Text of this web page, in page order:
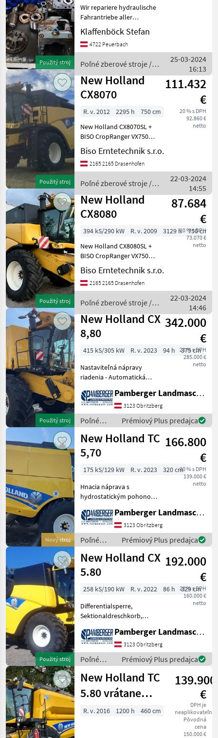
Použitý stroj
Wir repariere hydraulische
Fahrantriebe aller
Hersteller Počet
vytriasadiel: 5 vytriasadlo,
hydrostatický , Vodičská
Poľné zberové stroje
Komba
Klaffenböck Stefan
4722 Peuerbach
Poľné zberové stroje /
New Holland
25-03-2024
16:13
Použitý stroj
New Holland
CX8070
111.432
€
20 % s DPH
92.860 €
netto
R. v. 2012 2295 h
750 cm
New Holland CX8070SL +
BISO CropRanger VX750
TrendLineLight s BISO
TandemTrailer
Prevádzkové hodiny: 3 402
na bubne: 2 295 hod. Viac
infor
Biso Erntetechnik s.r.o.
2165 2165 Drasenhofen
Poľné zberové stroje /
New Holland
22-03-2024
14:55
Použitý stroj
New Holland
CX8080
87.684
€
20 % s DPH
73.070 €
netto
394 kS/290 kW R. v. 2009 3129 h
750 cm
New Holland CX8080SL +
BISO CropRanger VX750
TrendLine mit Wagen BISO
TandemTrailer
Betriebsstunden 4 420 Mh
Trommel 3 129 Mh Mehr In
Biso Erntetechnik s.r.o.
2165 2165 Drasenhofen
Poľné zberové stroje /
New Holland
22-03-2024
14:46
Použitý stroj
New Holland CX
8,80
342.000
€
20 % s DPH
285.000 €
netto
415 kS/305 kW R. v. 2023 94 h
375 cm
Nastaviteľná nápravy
riadenia - Automatická
pohonná nápravy s
planétovými konečnými
jednotkami a
diferenciálnym zámkom
pre krabicu Sieve Opt
Pamberger Landmaschinentechnik GmbH
3123 Obritzberg
Poľné
zberové
stroje /
New
Holland
Prémiový Plus predajca
Nový stroj
New Holland TC
5,70
166.800
€
20 % s DPH
139.000 €
netto
175 kS/129 kW R. v. 2023
320 cm
Hnacia náprava s
hydrostatickým pohonom,
uzávierkou diferenciálu,
tuhá riadiaca náprava,
hnacia náprava s
hydrostatickým pohonom,
3-rýchlos
Pamberger Landmaschinentechnik GmbH
3123 Obritzberg
Poľné
zberové
stroje /
New
Holland
Prémiový Plus predajca
Použitý stroj
New Holland CX
5.80
192.000
€
20 % s DPH
160.000 €
netto
258 kS/190 kW R. v. 2022 86 h
329 cm
Differentialsperre,
Sektionaldreschkorb,
Kameras, Spiegel elektrisch
verstellbar, automatische
Anhängekupplung, Radio
Bluetooth, Klima, Heizung,
Pamberger Landmaschinentechnik GmbH
3123 Obritzberg
Poľné
zberové
stroje /
New
Holland
Prémiový Plus predajca
New Holland TC
5.80 vrátane
systému
139.900
€
DPH je
neaplikovateľné
Pôvodná
cena
150.000 €
R. v. 2016 1200 h 460 cm